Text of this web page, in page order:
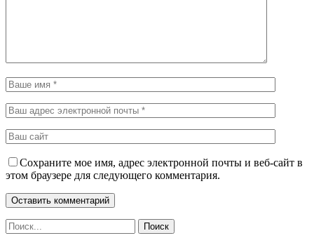
Сохраните мое имя, адрес электронной почты и веб-сайт в
этом браузере для следующего комментария.